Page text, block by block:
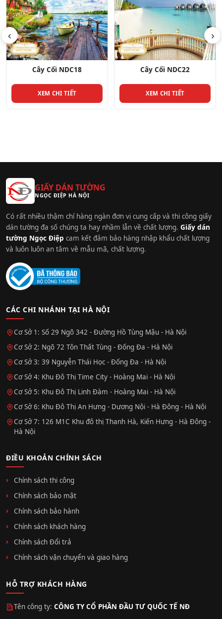
‹
Cây Cối NDC22
XEM CHI TIẾT
Cây Cối NDC121
XEM CHI TIẾT
›
GIẤY DÁN TƯỜNG
NGỌC ĐIỆP HÀ NỘI
Có rất nhiều thậm chí hàng ngàn đơn vị cung cấp và thi công giấy
dán tường đa số chúng ta hay nhầm lẫn về chất lượng. Giấy dán
tường Ngọc Điệp cam kết đảm bảo hàng nhập khẩu chất lượng
và luôn luôn an tâm về mẫu mã, chất lượng.
CÁC CHI NHÁNH TẠI HÀ NỘI
Cơ Sở 1: Số 29 Ngõ 342 - Đường Hồ Tùng Mậu - Hà Nội
Cơ Sở 2: Ngõ 72 Tôn Thất Tùng - Đống Đa - Hà Nội
Cơ Sở 3: 39 Nguyễn Thái Học - Đống Đa - Hà Nội
Cơ Sở 4: Khu Đô Thị Time City - Hoàng Mai - Hà Nội
Cơ Sở 5: Khu Đô Thị Linh Đàm - Hoàng Mai - Hà Nội
Cơ Sở 6: Khu Đô Thị An Hưng - Dương Nội - Hà Đông - Hà Nội
Cơ Sở 7: 126 M1C Khu đô thị Thanh Hà, Kiến Hưng - Hà Đông -
Hà Nội
ĐIỀU KHOẢN CHÍNH SÁCH
Chính sách thi công
Chính sách bảo mật
Chính sách bảo hành
Chính sách khách hàng
Chính sách Đổi trả
Chính sách vận chuyển và giao hàng
HỖ TRỢ KHÁCH HÀNG
Tên công ty: CÔNG TY CỔ PHẦN ĐẦU TƯ QUỐC TẾ NĐ